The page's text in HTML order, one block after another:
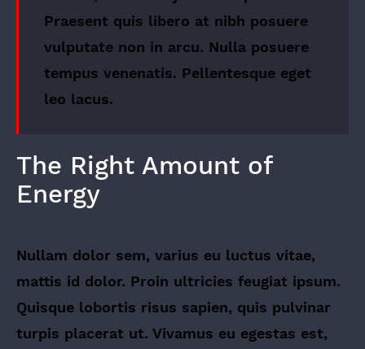
Praesent quis libero at nibh posuere
vulputate non in arcu. Nulla posuere
tempus venenatis. Pellentesque eget
leo lacus.
The Right Amount of
Energy
Nullam dolor sem, varius eu luctus vitae,
mattis id dolor. Proin ultricies feugiat ipsum.
Quisque lobortis risus sapien, quis pulvinar
turpis placerat ut. Vivamus eu egestas est,